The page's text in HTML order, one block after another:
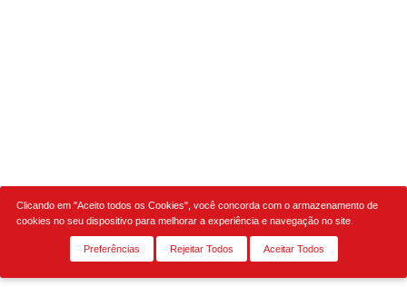
Clicando em "Aceito todos os Cookies", você concorda com o armazenamento de
cookies no seu dispositivo para melhorar a experiência e navegação no site.
Preferências Rejeitar Todos Aceitar Todos